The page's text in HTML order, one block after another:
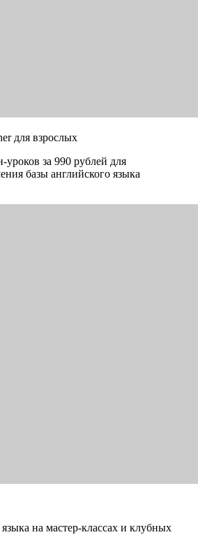
для взрослых
за 990 рублей для
базы английского языка
на мастер-классах и клубных